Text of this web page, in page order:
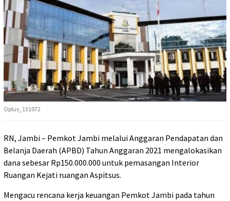
Oplus_131072
RN, Jambi – Pemkot Jambi melalui Anggaran Pendapatan dan
Belanja Daerah (APBD) Tahun Anggaran 2021 mengalokasikan
dana sebesar Rp150.000.000 untuk pemasangan Interior
Ruangan Kejati ruangan Aspitsus.
Mengacu rencana kerja keuangan Pemkot Jambi pada tahun